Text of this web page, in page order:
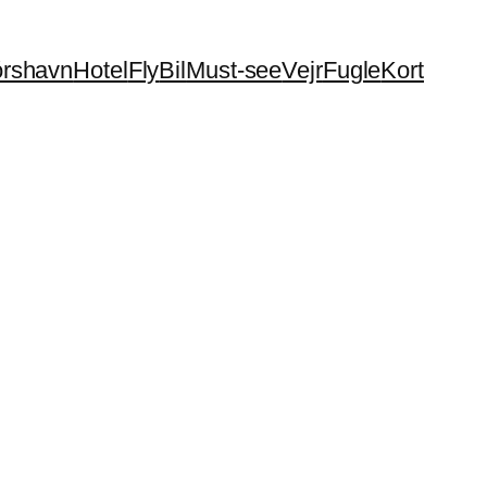
HotelFlyBilMust-seeVejrFugleKort